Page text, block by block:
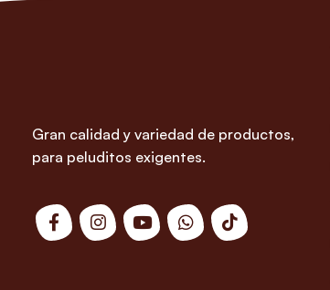
Gran calidad y variedad de productos,
para peluditos exigentes.